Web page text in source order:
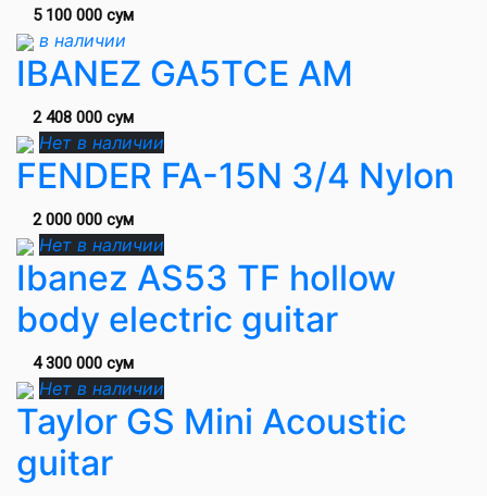
5 100 000 сум
в наличии
IBANEZ GA5TCE AM
2 408 000 сум
Нет в наличии
FENDER FA-15N 3/4 Nylon
2 000 000 сум
Нет в наличии
Ibanez AS53 TF hollow
body electric guitar
4 300 000 сум
Нет в наличии
Taylor GS Mini Acoustic
guitar